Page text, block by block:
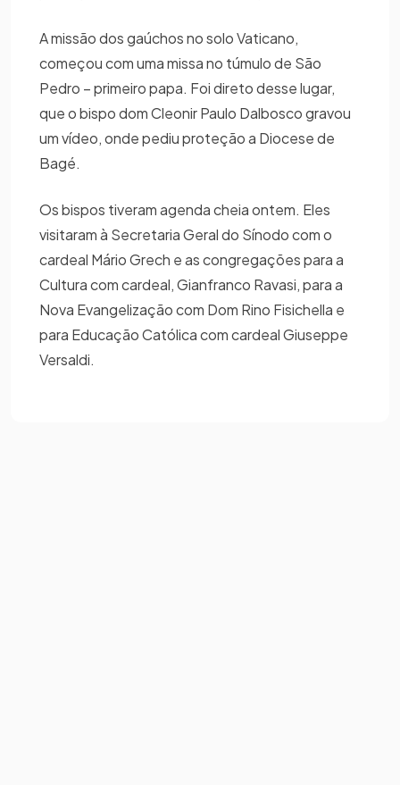
A missão dos gaúchos no solo Vaticano,
começou com uma missa no túmulo de São
Pedro – primeiro papa. Foi direto desse lugar,
que o bispo dom Cleonir Paulo Dalbosco gravou
um vídeo, onde pediu proteção a Diocese de
Bagé.
Os bispos tiveram agenda cheia ontem. Eles
visitaram à Secretaria Geral do Sínodo com o
cardeal Mário Grech e as congregações para a
Cultura com cardeal, Gianfranco Ravasi, para a
Nova Evangelização com Dom Rino Fisichella e
para Educação Católica com cardeal Giuseppe
Versaldi.